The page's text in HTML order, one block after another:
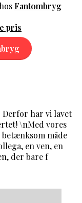
Fantombryg
pris
Derfor har vi lavet
\nMed vores
måde
en ven, en
der bare f